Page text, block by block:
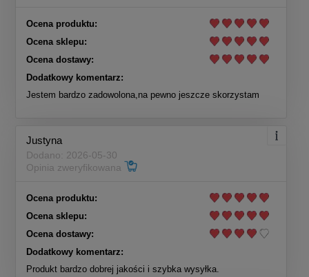
Ocena produktu:
Ocena sklepu:
Ocena dostawy:
Dodatkowy komentarz:
Jestem bardzo zadowolona,na pewno jeszcze skorzystam
Justyna
Dodano: 2026-05-30
Opinia zweryfikowana
Ocena produktu:
Ocena sklepu:
Ocena dostawy:
Dodatkowy komentarz:
Produkt bardzo dobrej jakości i szybka wysyłka.